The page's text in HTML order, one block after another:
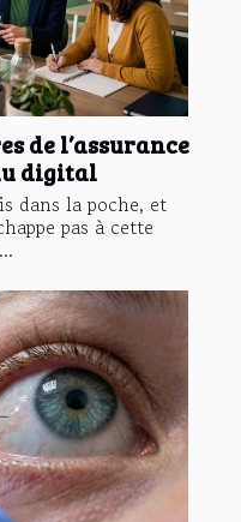
de l’assurance
digital
dans la poche, et
pas à cette